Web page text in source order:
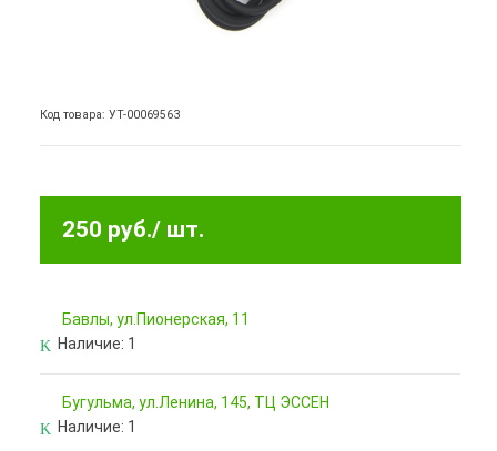
Код товара: УТ-00069563
250 руб./ шт.
Бавлы, ул.Пионерская, 11
Наличие: 1
Бугульма, ул.Ленина, 145, ТЦ ЭССЕН
Наличие: 1